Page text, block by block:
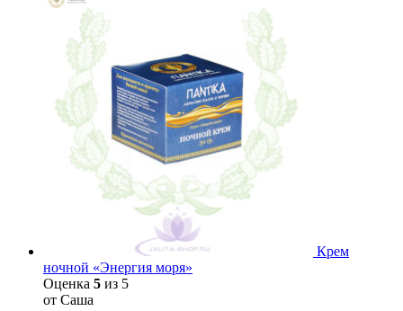
Крем
ночной «Энергия моря»
Оценка 5 из 5
от Саша